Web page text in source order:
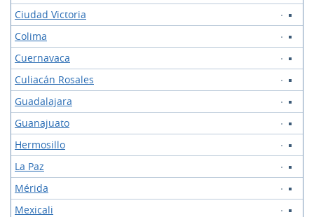
Ciudad Victoria
Colima
Cuernavaca
Culiacán Rosales
Guadalajara
Guanajuato
Hermosillo
La Paz
Mérida
Mexicali